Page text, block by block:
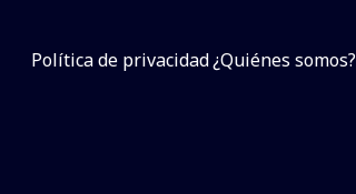
Política de privacidad¿Quiénes somos?